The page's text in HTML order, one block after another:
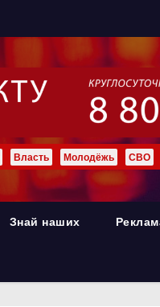
Власть Молодёжь СВО
Знай наших